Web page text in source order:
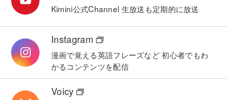
Kimini公式Channel 生放送も定期的に放送
Instagram
漫画で覚える英語フレーズなど初心者でもわ
かるコンテンツを配信
Voicy